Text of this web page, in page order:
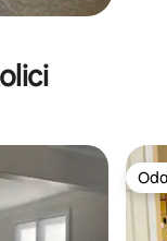
oznakom „Odabrali